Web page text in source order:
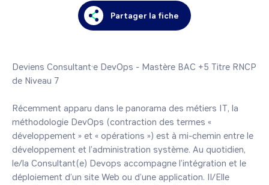
Partager la fiche
Deviens Consultant·e DevOps - Mastère BAC +5 Titre RNCP
de Niveau 7
Récemment apparu dans le panorama des métiers IT, la
méthodologie DevOps (contraction des termes «
développement » et « opérations ») est à mi-chemin entre le
développement et l’administration système. Au quotidien,
le/la Consultant(e) Devops accompagne l’intégration et le
déploiement d’un site Web ou d’une application. Il/Elle